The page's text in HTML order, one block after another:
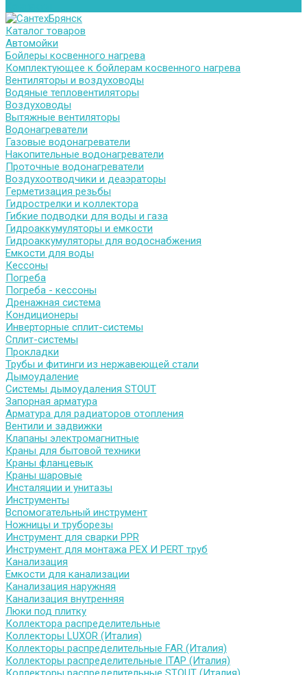
Каталог товаров
Автомойки
Бойлеры косвенного нагрева
Комплектующее к бойлерам косвенного нагрева
Вентиляторы и воздуховоды
Водяные тепловентиляторы
Воздуховоды
Вытяжные вентиляторы
Водонагреватели
Газовые водонагреватели
Накопительные водонагреватели
Проточные водонагреватели
Воздухоотводчики и деаэраторы
Герметизация резьбы
Гидрострелки и коллектора
Гибкие подводки для воды и газа
Гидроаккумуляторы и емкости
Гидроаккумуляторы для водоснабжения
Емкости для воды
Кессоны
Погреба
Погреба - кессоны
Дренажная система
Кондиционеры
Инверторные сплит-системы
Сплит-системы
Прокладки
Трубы и фитинги из нержавеющей стали
Дымоудаление
Системы дымоудаления STOUT
Запорная арматура
Арматура для радиаторов отопления
Вентили и задвижки
Клапаны электромагнитные
Краны для бытовой техники
Краны фланцевык
Краны шаровые
Инсталяции и унитазы
Инструменты
Вспомогательный инструмент
Ножницы и труборезы
Инструмент для сварки PPR
Инструмент для монтажа PEX И PERT труб
Канализация
Емкости для канализации
Канализация наружняя
Канализация внутренняя
Люки под плитку
Коллектора распределительные
Коллекторы LUXOR (Италия)
Коллекторы распределительные FAR (Италия)
Коллекторы распределительные ITAP (Италия)